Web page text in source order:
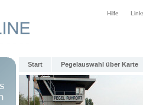
Hilfe
Start Pegelauswahl über Karte